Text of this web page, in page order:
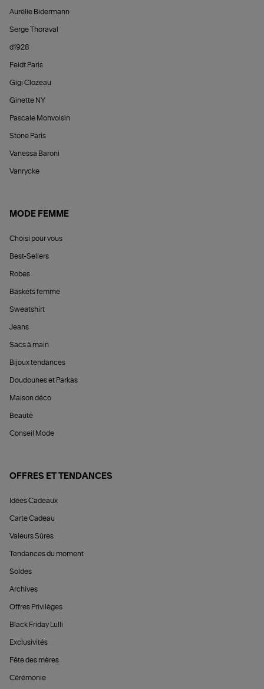
Aurélie Bidermann
Serge Thoraval
d1928
Feidt Paris
Gigi Clozeau
Ginette NY
Pascale Monvoisin
Stone Paris
Vanessa Baroni
Vanrycke
MODE FEMME
Choisi pour vous
Best-Sellers
Robes
Baskets femme
Sweatshirt
Jeans
Sacs à main
Bijoux tendances
Doudounes et Parkas
Maison déco
Beauté
Conseil Mode
OFFRES ET TENDANCES
Idées Cadeaux
Carte Cadeau
Valeurs Sûres
Tendances du moment
Soldes
Archives
Offres Privilèges
Black Friday Lulli
Exclusivités
Fête des mères
Cérémonie